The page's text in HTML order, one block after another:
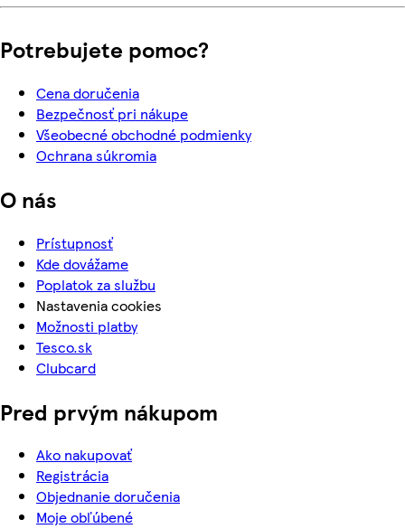
Potrebujete pomoc?
Cena doručenia
Bezpečnosť pri nákupe
Všeobecné obchodné podmienky
Ochrana súkromia
O nás
Prístupnosť
Kde dovážame
Poplatok za službu
Nastavenia cookies
Možnosti platby
Tesco.sk
Clubcard
Pred prvým nákupom
Ako nakupovať
Registrácia
Objednanie doručenia
Moje obľúbené